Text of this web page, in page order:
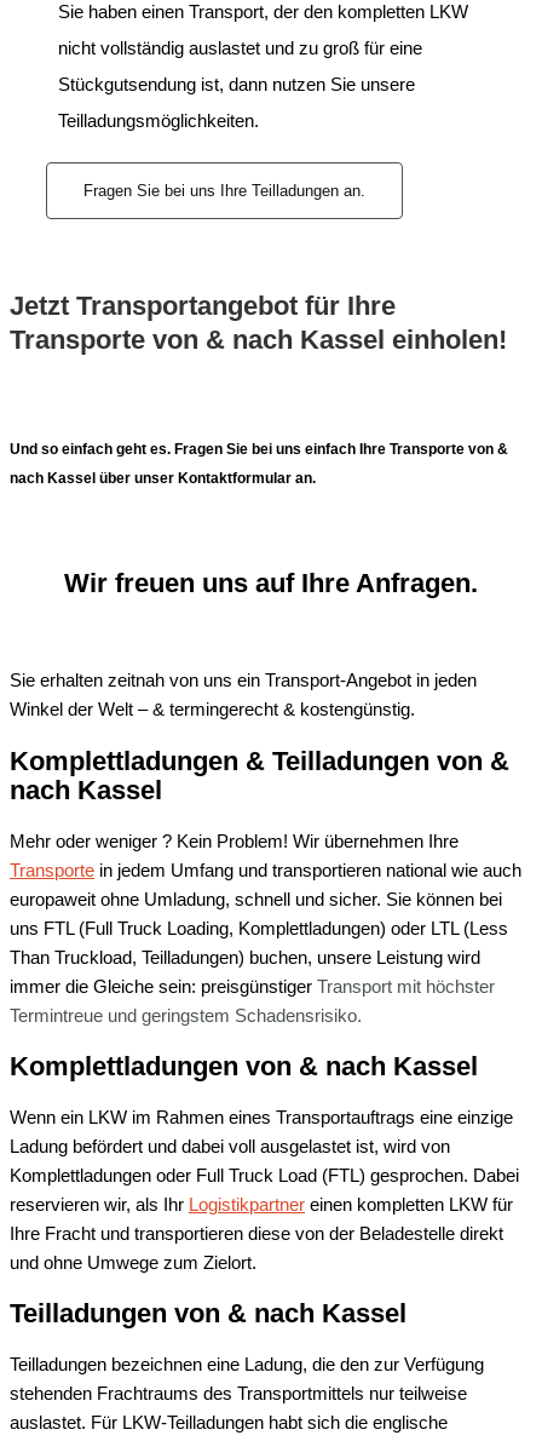
Sie haben einen Transport, der den kompletten LKW
nicht vollständig auslastet und zu groß für eine
Stückgutsendung ist, dann nutzen Sie unsere
Teilladungsmöglichkeiten.
Fragen Sie bei uns Ihre Teilladungen an.
Jetzt Transportangebot für Ihre
Transporte von & nach Kassel einholen!
Und so einfach geht es. Fragen Sie bei uns einfach Ihre Transporte von &
nach Kassel über unser Kontaktformular an.
Wir freuen uns auf Ihre Anfragen.
Sie erhalten zeitnah von uns ein Transport-Angebot in jeden
Winkel der Welt – & termingerecht & kostengünstig.
Komplettladungen & Teilladungen von &
nach Kassel
Mehr oder weniger ? Kein Problem! Wir übernehmen Ihre
Transporte in jedem Umfang und transportieren national wie auch
europaweit ohne Umladung, schnell und sicher. Sie können bei
uns FTL (Full Truck Loading, Komplettladungen) oder LTL (Less
Than Truckload, Teilladungen) buchen, unsere Leistung wird
immer die Gleiche sein: preisgünstiger Transport mit höchster
Termintreue und geringstem Schadensrisiko.
Komplettladungen von & nach Kassel
Wenn ein LKW im Rahmen eines Transportauftrags eine einzige
Ladung befördert und dabei voll ausgelastet ist, wird von
Komplettladungen oder Full Truck Load (FTL) gesprochen. Dabei
reservieren wir, als Ihr Logistikpartner einen kompletten LKW für
Ihre Fracht und transportieren diese von der Beladestelle direkt
und ohne Umwege zum Zielort.
Teilladungen von & nach Kassel
Teilladungen bezeichnen eine Ladung, die den zur Verfügung
stehenden Frachtraums des Transportmittels nur teilweise
auslastet. Für LKW-Teilladungen habt sich die englische